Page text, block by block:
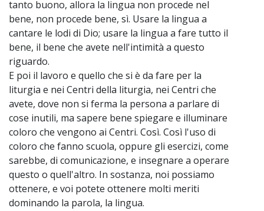
tanto buono, allora la lingua non procede nel
bene, non procede bene, sì. Usare la lingua a
cantare le lodi di Dio; usare la lingua a fare tutto il
bene, il bene che avete nell'intimità a questo
riguardo.
E poi il lavoro e quello che si è da fare per la
liturgia e nei Centri della liturgia, nei Centri che
avete, dove non si ferma la persona a parlare di
cose inutili, ma sapere bene spiegare e illuminare
coloro che vengono ai Centri. Così. Così l'uso di
coloro che fanno scuola, oppure gli esercizi, come
sarebbe, di comunicazione, e insegnare a operare
questo o quell'altro. In sostanza, noi possiamo
ottenere, e voi potete ottenere molti meriti
dominando la parola, la lingua.